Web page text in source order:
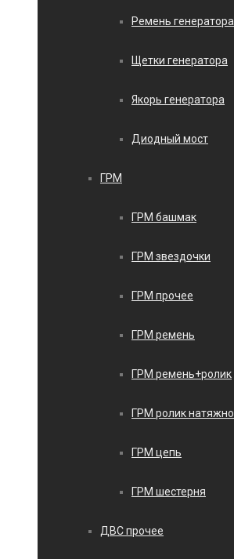
Ремень генератора
Щетки генератора
Якорь генератора
Диодный мост
ГРМ
ГРМ башмак
ГРМ звездочки
ГРМ прочее
ГРМ ремень
ГРМ ремень+ролик
ГРМ ролик
ГРМ цепь
ГРМ шестерня
ДВС прочее